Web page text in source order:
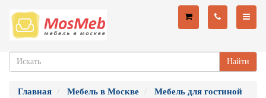
Найти
Главная Мебель в Москве
Мебель для гостиной